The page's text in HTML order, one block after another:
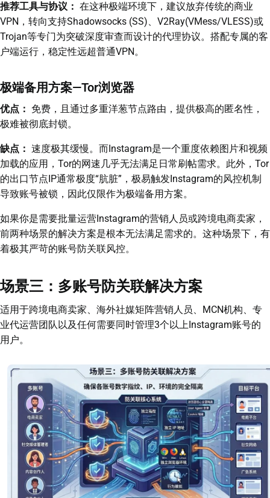
推荐工具与协议： 在这种极端环境下，建议放弃传统的商业
VPN，转向支持Shadowsocks (SS)、V2Ray(VMess/VLESS)或
Trojan等专门为突破深度审查而设计的代理协议。搭配专属的客
户端运行，稳定性远超普通VPN。
极端备用方案—Tor浏览器
优点： 免费，且通过多重洋葱节点路由，提供极高的匿名性，
极难被彻底封锁。
缺点： 速度极其缓慢。而Instagram是一个重度依赖图片和视频
加载的应用，Tor的网速几乎无法满足日常刷帖需求。此外，Tor
的出口节点IP通常极度“肮脏”，极易触发Instagram的风控机制
导致账号被锁，因此仅限作为极端备用方案。
如果你是需要批量运营Instagram的营销人员或跨境电商卖家，
前两种场景的解决方案是根本无法满足需求的。这种场景下，有
着极其严苛的账号防关联风控。
场景三：多账号防关联解决方案
适用于跨境电商卖家、海外社媒矩阵营销人员、MCN机构、专
业代运营团队以及任何需要同时管理3个以上Instagram账号的
用户。